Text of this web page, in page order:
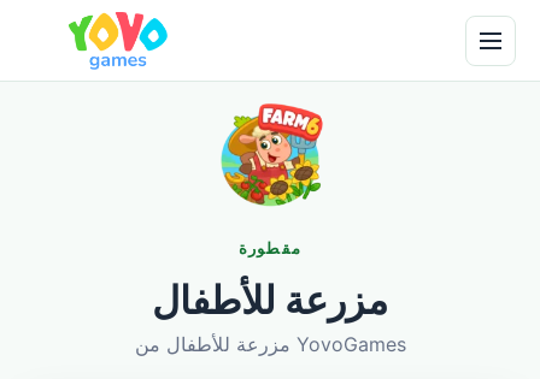
مقطورة
مزرعة للأطفال
مزرعة للأطفال من YovoGames